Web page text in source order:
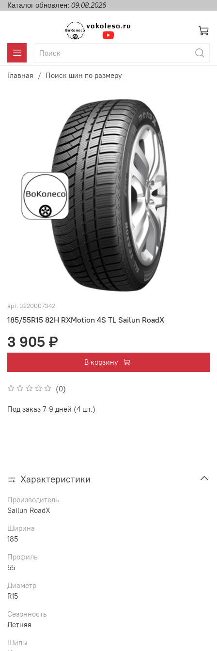
Каталог обновлен: 09.08.2026
Главная Поиск шин по размеру
арт. 3220007342
185/55R15 82H RXMotion 4S TL Sailun RoadX
(0)
3 905 ₽
В корзину
Под заказ 7-9 дней (4 шт.)
Характеристики
Производитель
Sailun RoadX
Ширина
185
Профиль
55
Диаметр
R15
Сезонность
Летняя
Шипы